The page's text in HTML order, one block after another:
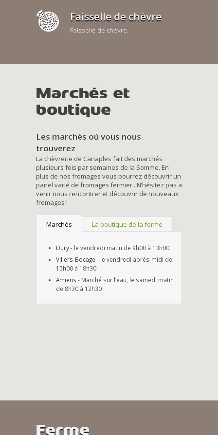
Faisselle de chèvre
Faisselle de chèvre.
Marchés et
boutique
Les marchés où vous nous
trouverez
La chèvrerie de Canaples fait des marchés
plusieurs fois par semaines de la Somme. En
plus de nos fromages vous pourrez découvrir un
panel varié de fromages fermier . N’hésitez pas a
venir nous rencontrer et découvrir de nouveaux
fromages !
Marchés La boutique de la ferme
Dury- le vendredi matin de 9h00 à 13h00
Villers-Bocage - le vendredi après-midi de
15h00 à 18h30
Amiens - Marché sur l’eau, le samedi matin
de 8h30 à 12h30
Ferme